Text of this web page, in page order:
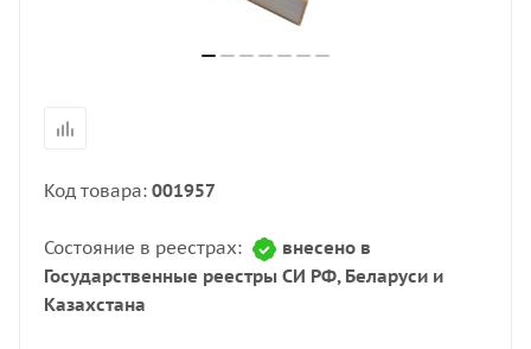
Код товара: 001957
Состояние в реестрах:
внесено в
Государственные реестры СИ РФ, Беларуси и
Казахстана